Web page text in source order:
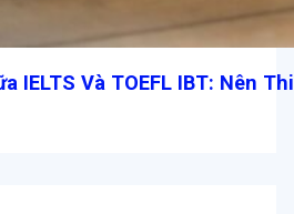
IELTS Và TOEFL IBT: Nên